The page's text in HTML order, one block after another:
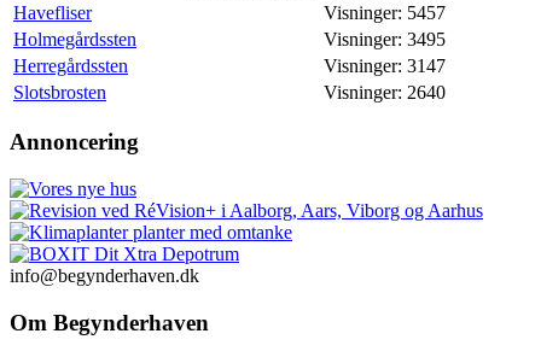
Havefliser
Visninger: 5457
Holmegårdssten
Visninger: 3495
Herregårdssten
Visninger: 3147
Slotsbrosten
Visninger: 2640
Annoncering
info@begynderhaven.dk
Om Begynderhaven